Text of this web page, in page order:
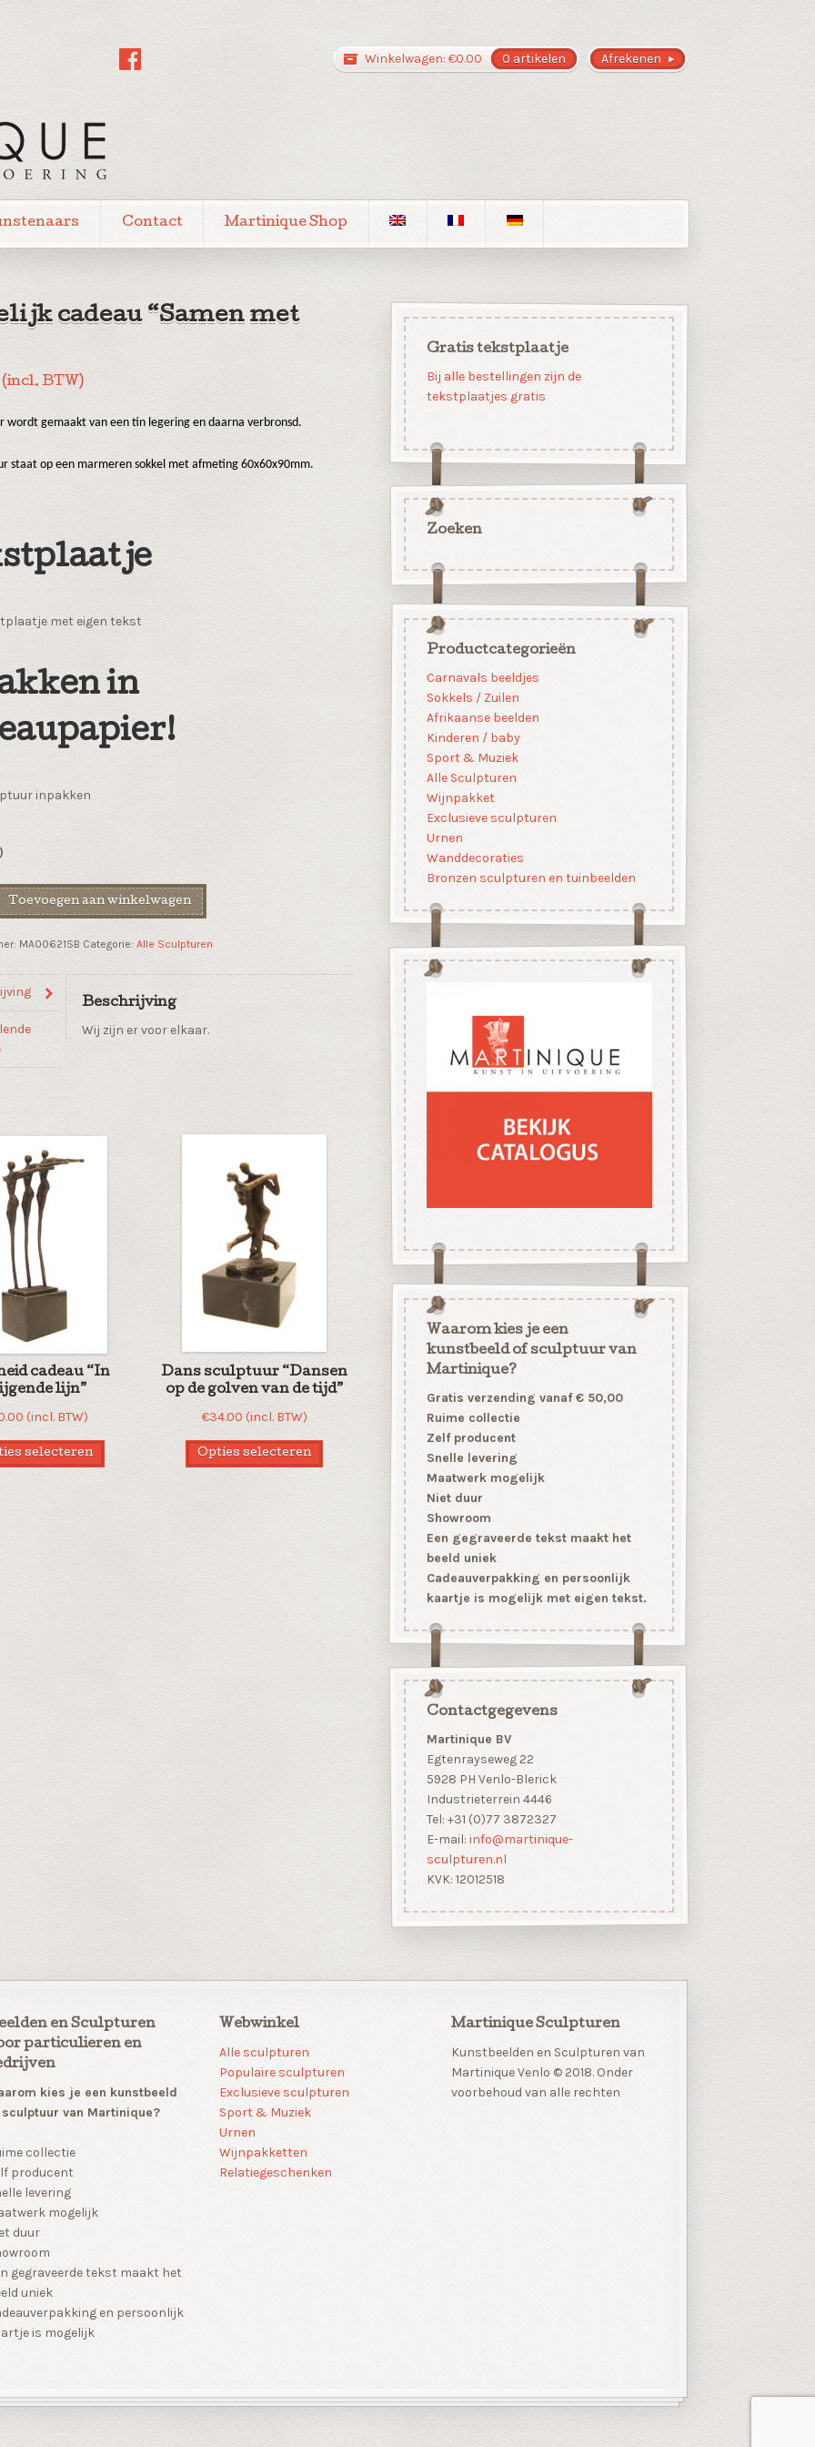
Afrekenen
Winkelwagen: €0.00 0 artikelen
Contact Martinique Shop
cadeau “Samen met
(incl. BTW)
wordt gemaakt van een tin legering en daarna verbronsd.
staat op een marmeren sokkel met afmeting 60x60x90mm.
met eigen tekst
in
inpakken
Toevoegen aan winkelwagen
MA00621SB Categorie: Alle Sculpturen
Beschrijving
Wij zijn er voor elkaar.
cadeau “In
lijn”
(incl. BTW)
selecteren
Dans sculptuur “Dansen
op de golven van de tijd”
€34.00 (incl. BTW)
Opties selecteren
Gratis tekstplaatje
Bij alle bestellingen zijn de
tekstplaatjes gratis
Zoeken
Productcategorieën
Carnavals beeldjes
Sokkels / Zuilen
Afrikaanse beelden
Kinderen / baby
Sport & Muziek
Alle Sculpturen
Wijnpakket
Exclusieve sculpturen
Urnen
Wanddecoraties
Bronzen sculpturen en tuinbeelden
Waarom kies je een
kunstbeeld of sculptuur van
Martinique?
Gratis verzending vanaf € 50,00
Ruime collectie
Zelf producent
Snelle levering
Maatwerk mogelijk
Niet duur
Showroom
Een gegraveerde tekst maakt het
beeld uniek
Cadeauverpakking en persoonlijk
kaartje is mogelijk met eigen tekst.
Contactgegevens
Martinique BV
Egtenrayseweg 22
5928 PH Venlo-Blerick
Industrieterrein 4446
Tel: +31 (0)77 3872327
E-mail: info@martinique-
sculpturen.nl
KVK: 12012518
en Sculpturen
particulieren en
kies je een kunstbeeld
van Martinique?
collectie
producent
levering
mogelijk
duur
gegraveerde tekst maakt het
uniek
en persoonlijk
is mogelijk
Webwinkel
Alle sculpturen
Populaire sculpturen
Exclusieve sculpturen
Sport & Muziek
Urnen
Wijnpakketten
Relatiegeschenken
Martinique Sculpturen
Kunstbeelden en Sculpturen van
Martinique Venlo © 2018. Onder
voorbehoud van alle rechten